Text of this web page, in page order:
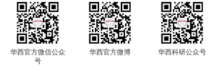
华西官方微信公众
号
华西官方微博 华西科研公众号